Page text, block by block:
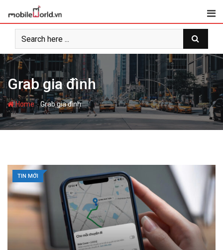
t
o
c
o
n
t
e
Grab gia đình
Home-Grab gia đình
TIN MỚI